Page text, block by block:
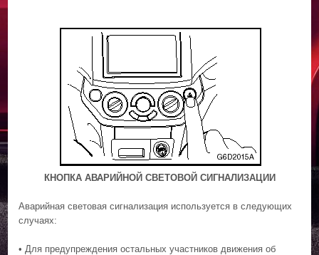
КНОПКА АВАРИЙНОЙ СВЕТОВОЙ СИГНАЛИЗАЦИИ
Аварийная световая сигнализация используется в следующих
случаях:
• Для предупреждения остальных участников движения об